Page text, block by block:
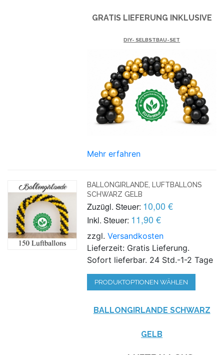
GRATIS LIEFERUNG INKLUSIVE
DIY- SELBSTBAU-SET
Mehr erfahren
BALLONGIRLANDE, LUFTBALLONS
SCHWARZ GELB
Zuzügl. Steuer: 10,00 €
Inkl. Steuer: 11,90 €
zzgl.Versandkosten
Lieferzeit: Gratis Lieferung.
Sofort lieferbar. 24 Std.-1-2 Tage
PRODUKTOPTIONEN WÄHLEN
BALLONGIRLANDE SCHWARZ
GELB